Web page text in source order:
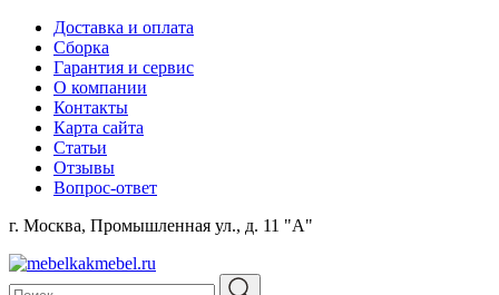
Доставка и оплата
Сборка
Гарантия и сервис
О компании
Контакты
Карта сайта
Статьи
Отзывы
Вопрос-ответ
г. Москва, Промышленная ул., д. 11 "А"